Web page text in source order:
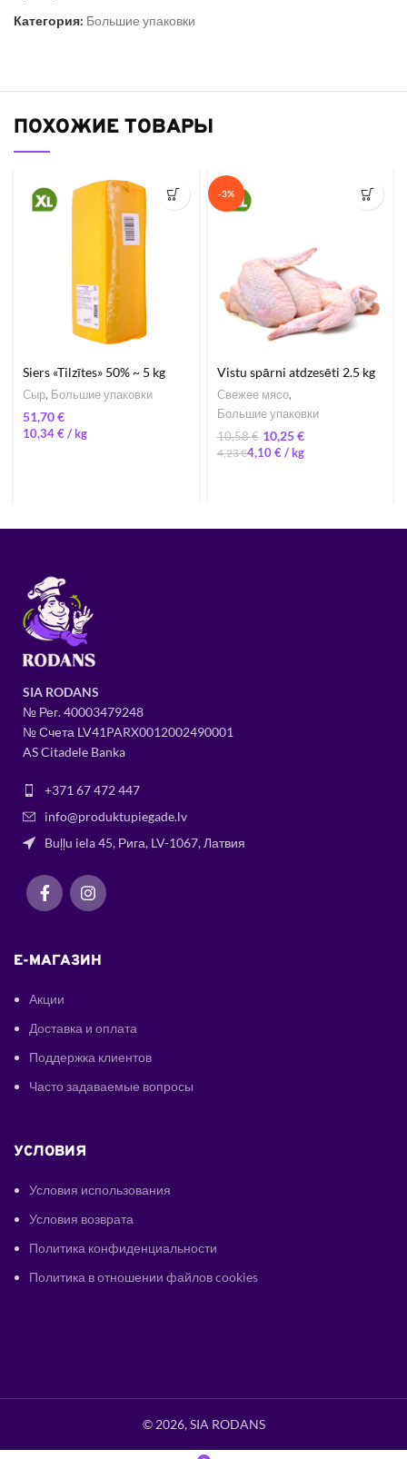
Категория: Большие упаковки
ПОХОЖИЕ ТОВАРЫ
Siers «Tilzītes» 50% ~ 5 kg
Сыр, Большие упаковки
€
10,34€/
-3%
Vistu spārni atdzesēti 2.5 kg
Свежее мясо,
Большие упаковки
10,58€ 10,25€
4,23€4,10€ /
SIA RODANS
№ Рег.40003479248
№ Счета LV41PARX0012002490001
AS Citadele Banka
+371 67 472 447
info@produktupiegade.lv
Buļļu iela 45, Рига, LV-1067, Латвия
E-МАГАЗИН
Акции
Доставка и оплата
Поддержка клиентов
Часто задаваемые вопросы
УСЛОВИЯ
Условия использования
Условия возврата
Политика конфиденциальности
Политика в отношении файлов cookies
© 2026, SIA RODANS